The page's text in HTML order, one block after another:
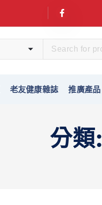
老友健康雜誌 推廣產品
分類: